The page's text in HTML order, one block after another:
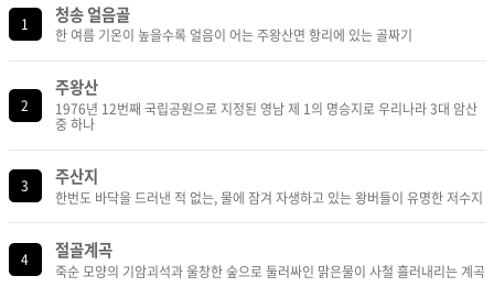
1 청송 얼음골
한 여름 기온이 높을수록 얼음이 어는 주왕산면 항리에 있는 골짜기
2
주왕산
1976년 12번째 국립공원으로 지정된 영남 제 1의 명승지로 우리나라 3대 암산
중 하나
3 주산지
한번도 바닥을 드러낸 적 없는, 물에 잠겨 자생하고 있는 왕버들이 유명한 저수지
4 절골계곡
죽순 모양의 기암괴석과 울창한 숲으로 둘러싸인 맑은물이 사철 흘러내리는 계곡